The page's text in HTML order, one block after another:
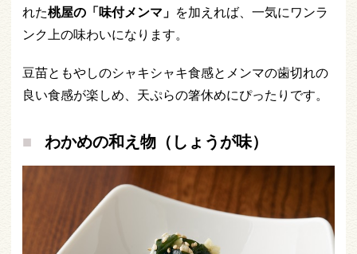
れた桃屋の「味付メンマ」 を加えれば、一気にワンラ
ンク上の味わいになります。
豆苗ともやしのシャキシャキ食感とメンマの歯切れの
良い食感が楽しめ、天ぷらの箸休めにぴったりです。
わかめの和え物（しょうが味）